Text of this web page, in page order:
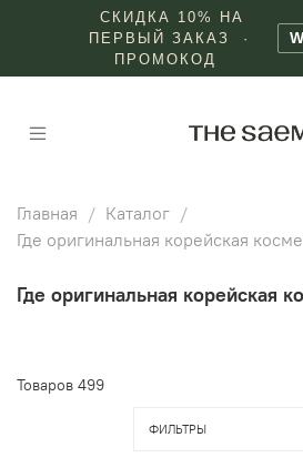
СКИДКА 10% НА
ПЕРВЫЙ ЗАКАЗ ·
ПРОМОКОД
Главная
Каталог
Где оригинальная корейская
Где оригинальная корейская
Товаров 499
ФИЛЬТРЫ